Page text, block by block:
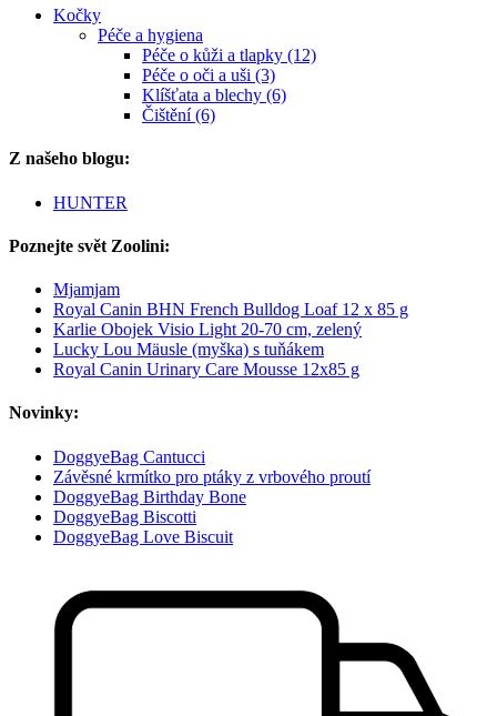
Kočky
Péče a hygiena
Péče o kůži a tlapky (12)
Péče o oči a uši (3)
Klíšťata a blechy (6)
Čištění (6)
Z našeho blogu:
HUNTER
Poznejte svět Zoolini:
Mjamjam
Royal Canin BHN French Bulldog Loaf 12 x 85 g
Karlie Obojek Visio Light 20-70 cm, zelený
Lucky Lou Mäusle (myška) s tuňákem
Royal Canin Urinary Care Mousse 12x85 g
Novinky:
DoggyeBag Cantucci
Závěsné krmítko pro ptáky z vrbového proutí
DoggyeBag Birthday Bone
DoggyeBag Biscotti
DoggyeBag Love Biscuit